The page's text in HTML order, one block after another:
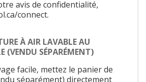
avis de confidentialité,
connect.
À AIR LAVABLE AU
(VENDU SÉPARÉMENT)
facile, mettez le panier de
séparément) directement